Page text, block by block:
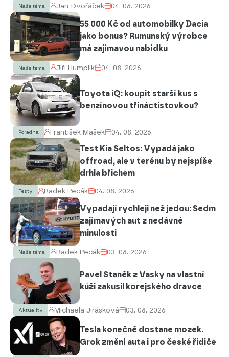
Naše téma Jan Dvořáček 04. 08. 2026
55 000 Kč od automobilky Dacia
jako bonus? Rumunský výrobce
má zajímavou nabídku
Naše téma Jiří Humplík 04. 08. 2026
Toyota iQ: koupit starší kus s
benzínovou třináctistovkou?
Poradna František Mašek 04. 08. 2026
Test Kia Seltos: Vypadá jako
offroad, ale v terénu by nejspíše
drhla břichem
Testy Radek Pecák 04. 08. 2026
Vypadají rychleji než jedou: Sedm
zajímavých aut z nedávné
minulosti
Naše téma Radek Pecák 03. 08. 2026
Pavel Staněk z Vasky na vlastní
kůži zakusil korejského dravce
Aktuality Michaela Jirásková 03. 08. 2026
Tesla konečně dostane mozek.
Grok změní auta i pro české řidiče